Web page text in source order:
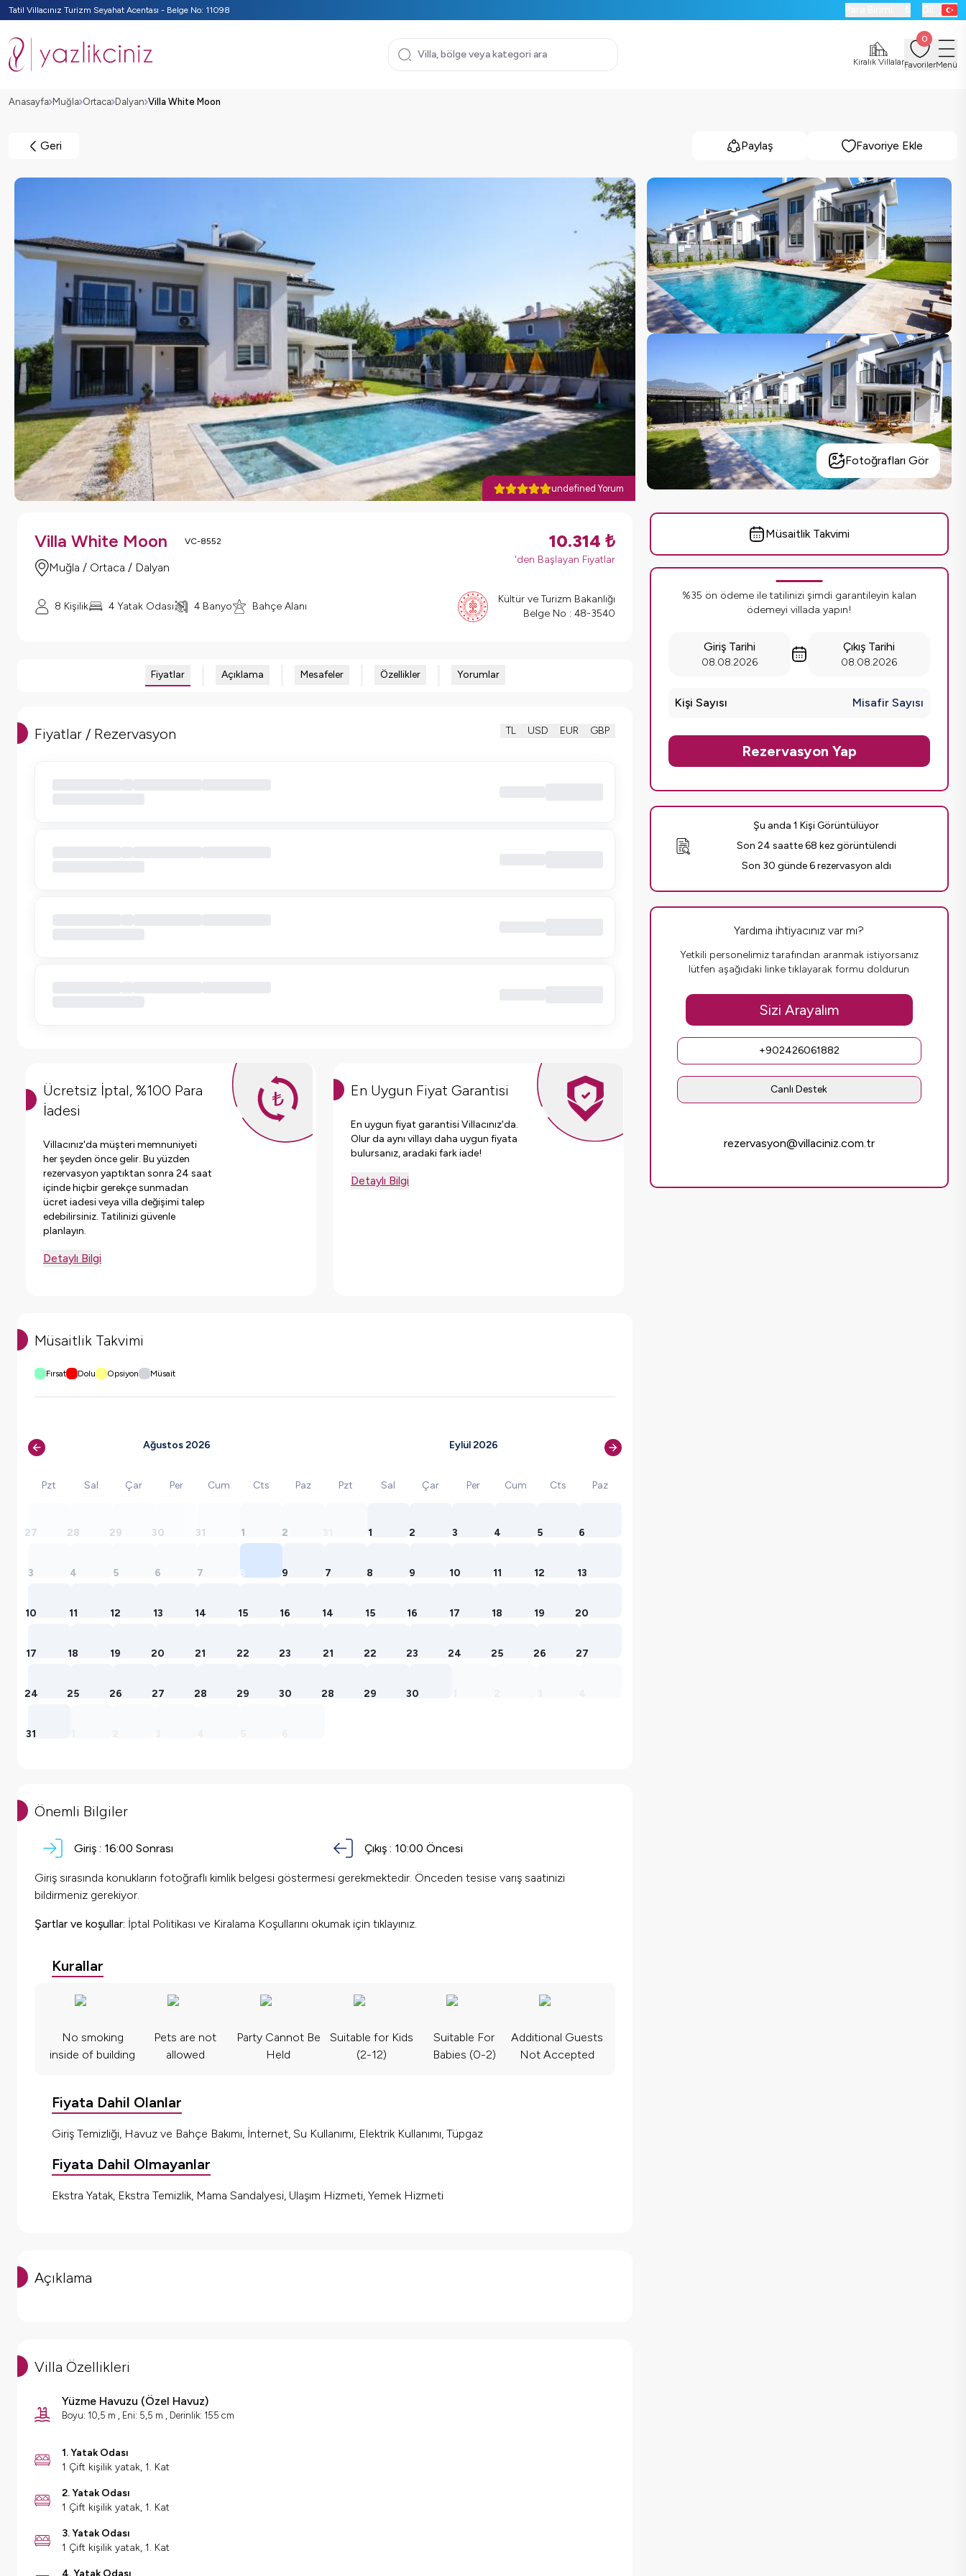
Tatil Villacınız Turizm Seyahat Acentası - Belge No: 11098
Kiralık Villalar
0
FavorilerMenü
Anasayfa Muğla Ortaca Dalyan Villa White Moon
Geri Paylaş Favoriye Ekle
undefined Yorum
Fotoğrafları Gör
Villa White Moon VC-8552
Muğla / Ortaca / Dalyan
10.314 ₺
'den Başlayan Fiyatlar
8 Kişilik 4 Yatak Odası 4 Banyo Bahçe Alanı
Kültür ve Turizm Bakanlığı
Belge No : 48-3540
Fiyatlar Açıklama Mesafeler Özellikler Yorumlar
Fiyatlar / Rezervasyon TL USD EUR GBP
Ücretsiz İptal, %100 Para
İadesi
Villacınız'da müşteri memnuniyeti
her şeyden önce gelir. Bu yüzden
rezervasyon yaptıktan sonra 24 saat
içinde hiçbir gerekçe sunmadan
ücret iadesi veya villa değişimi talep
edebilirsiniz. Tatilinizi güvenle
planlayın.
Detaylı Bilgi
En Uygun Fiyat Garantisi
En uygun fiyat garantisi Villacınız'da.
Olur da aynı villayı daha uygun fiyata
bulursanız, aradaki fark iade!
Detaylı Bilgi
Müsaitlik Takvimi
Fırsat Dolu Opsiyon Müsait
Ağustos 2026
Pzt Sal Çar Per Cum Cts Paz
27 28 29 30 31 1 2
3 4 5 6 7 8 9
10 11 12 13 14 15 16
17 18 19 20 21 22 23
24 25 26 27 28 29 30
31
Eylül 2026
Pzt Sal Çar Per Cum Cts Paz
1 2 3 4 5 6
7 8 9 10 11 12 13
14 15 16 17 18 19 20
21 22 23 24 25 26 27
28 29 30
Önemli Bilgiler
Giriş : 16:00 Sonrası Çıkış : 10:00 Öncesi
Giriş sırasında konukların fotoğraflı kimlik belgesi göstermesi gerekmektedir. Önceden tesise varış saatinizi
bildirmeniz gerekiyor.
Şartlar ve koşullar: İptal Politikası ve Kiralama Koşullarını okumak için tıklayınız.
Kurallar
No smoking
inside of building
Pets are not
allowed
Party Cannot Be
Held
Suitable for Kids
(2-12)
Suitable For
Babies (0-2)
Additional Guests
Not Accepted
Fiyata Dahil Olanlar
Giriş Temizliği, Havuz ve Bahçe Bakımı, İnternet, Su Kullanımı, Elektrik Kullanımı, Tüpgaz
Fiyata Dahil Olmayanlar
Ekstra Yatak, Ekstra Temizlik, Mama Sandalyesi, Ulaşım Hizmeti, Yemek Hizmeti
Açıklama
Villa Özellikleri
Yüzme Havuzu (Özel Havuz)
Boyu: 10,5 m , Eni: 5,5 m , Derinlik: 155 cm
1. Yatak Odası
1 Çift kişilik yatak, 1. Kat
2. Yatak Odası
1 Çift kişilik yatak, 1. Kat
3. Yatak Odası
1 Çift kişilik yatak, 1. Kat
4. Yatak Odası
Müsaitlik Takvimi
%35 ön ödeme ile tatilinizi şimdi garantileyin kalan
ödemeyi villada yapın!
Giriş Tarihi
08.08.2026
Çıkış Tarihi
08.08.2026
Kişi Sayısı Misafir Sayısı
Rezervasyon Yap
Şu anda 1 Kişi Görüntülüyor
Son 24 saatte 68 kez görüntülendi
Son 30 günde 6 rezervasyon aldı
Yardıma ihtiyacınız var mı?
Yetkili personelimiz tarafından aranmak istiyorsanız
lütfen aşağıdaki linke tıklayarak formu doldurun
Sizi Arayalım
+902426061882
Canlı Destek
rezervasyon@villaciniz.com.tr